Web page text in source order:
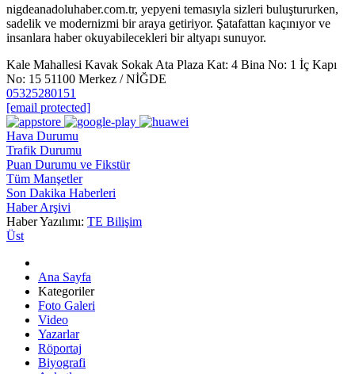
nigdeanadoluhaber.com.tr, yepyeni temasıyla sizleri buluştururken,
sadelik ve modernizmi bir araya getiriyor. Şatafattan kaçınıyor ve
insanlara haber okuyabilecekleri bir altyapı sunuyor.
Kale Mahallesi Kavak Sokak Ata Plaza Kat: 4 Bina No: 1 İç Kapı
No: 15 51100 Merkez / NİĞDE
05325280151
[email protected]
Hava Durumu
Trafik Durumu
Puan Durumu ve Fikstür
Tüm Manşetler
Son Dakika Haberleri
Haber Arşivi
Haber Yazılımı: TE Bilişim
Üst
Ana Sayfa
Kategoriler
Foto Galeri
Video
Yazarlar
Röportaj
Biyografi